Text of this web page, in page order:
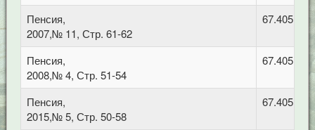
Пенсия,
2007,№ 11, Стр. 61-62
67.405
Пенсия,
2008,№ 4, Стр. 51-54
67.405
Пенсия,
2015,№ 5, Стр. 50-58
67.405